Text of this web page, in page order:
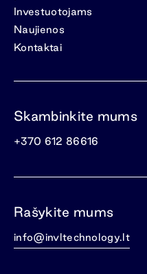
Investuotojams
Naujienos
Kontaktai
Skambinkite mums
+370 612 86616
Rašykite mums
info@invltechnology.lt